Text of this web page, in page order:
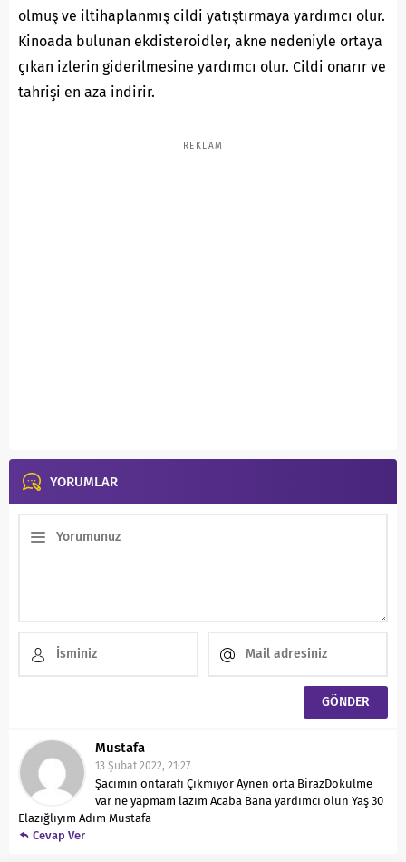
olmuş ve iltihaplanmış cildi yatıştırmaya yardımcı olur.
Kinoada bulunan ekdisteroidler, akne nedeniyle ortaya
çıkan izlerin giderilmesine yardımcı olur. Cildi onarır ve
tahrişi en aza indirir.
REKLAM
YORUMLAR
Mustafa
13 Şubat 2022, 21:27
Şacımın öntarafı Çıkmıyor Aynen orta BirazDökülme
var ne yapmam lazım Acaba Bana yardımcı olun Yaş 30
Elazığlıyım Adım Mustafa
Cevap Ver